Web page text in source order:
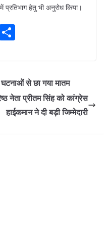
हेतु भी अनुरोध किया।
eसे छा गया मातम
नेता प्रीतम सिंह को कांग्रेस
हाईकमान ने दी बड़ी जिम्मेदारी